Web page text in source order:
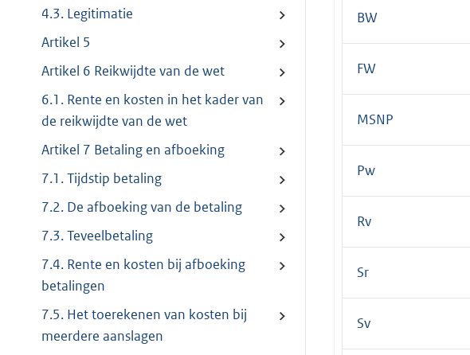
4.3. Legitimatie
Artikel 5
Artikel 6 Reikwijdte van de wet
6.1. Rente en kosten in het kader van
de reikwijdte van de wet
Artikel 7 Betaling en afboeking
7.1. Tijdstip betaling
7.2. De afboeking van de betaling
7.3. Teveelbetaling
7.4. Rente en kosten bij afboeking
betalingen
7.5. Het toerekenen van kosten bij
meerdere aanslagen
BW
FW
MSNP
Pw
Rv
Sr
Sv